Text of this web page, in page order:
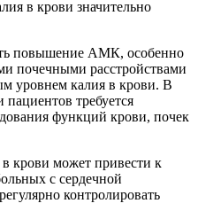
в крови значительно
повышение АМК, особенно
почечными расстройствами
уровнем калия в крови. В
пациентов требуется
функций крови, почек
крови может привести к
с сердечной
контролировать